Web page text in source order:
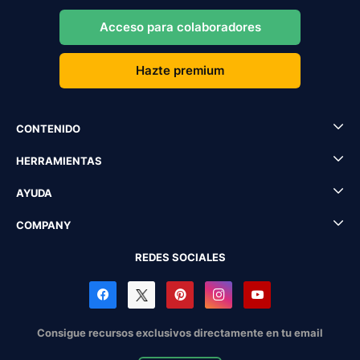
Acceso para colaboradores
Hazte premium
CONTENIDO
HERRAMIENTAS
AYUDA
COMPANY
REDES SOCIALES
Consigue recursos exclusivos directamente en tu email